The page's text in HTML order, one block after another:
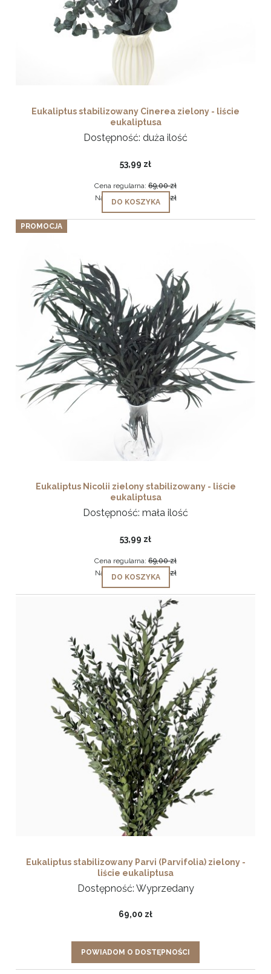
Eukaliptus stabilizowany Cinerea zielony - liście
eukaliptusa
Dostępność: duża ilość
53,99 zł
Cena regularna: 69,00 zł
Najniższa cena:69,00 zł
DO KOSZYKA
Eukaliptus Nicolii zielony stabilizowany - liście
eukaliptusa
Dostępność: mała ilość
53,99 zł
Cena regularna: 69,00 zł
Najniższa cena:69,00 zł
DO KOSZYKA
PROMOCJA
Eukaliptus stabilizowany Parvi (Parvifolia) zielony -
liście eukaliptusa
Dostępność: Wyprzedany
69,00 zł
POWIADOM O DOSTĘPNOŚCI